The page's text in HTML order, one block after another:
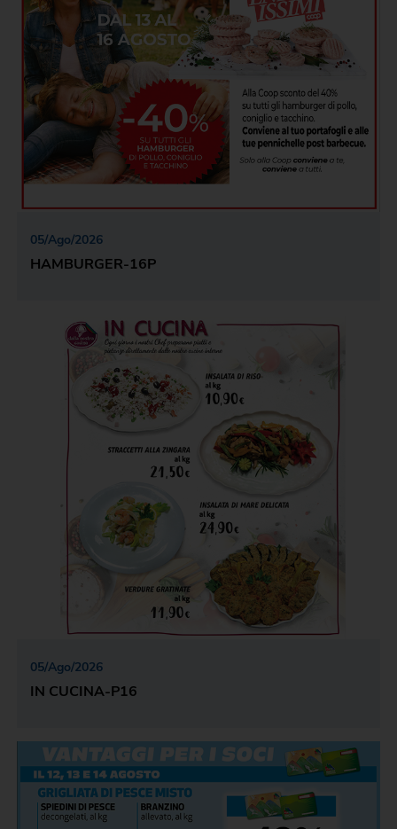
05/Ago/2026
HAMBURGER-16P
05/Ago/2026
IN CUCINA-P16